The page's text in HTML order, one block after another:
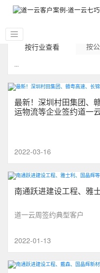
按行业查看 按
最新！深圳村田集团、
运物流等企业签约道一
2022-03-16
南通跃进建设工程、雅
道一云周签约典型客户
2022-01-13